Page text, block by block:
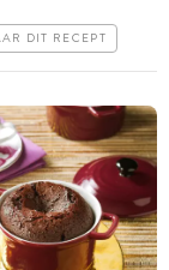
DIT RECEPT